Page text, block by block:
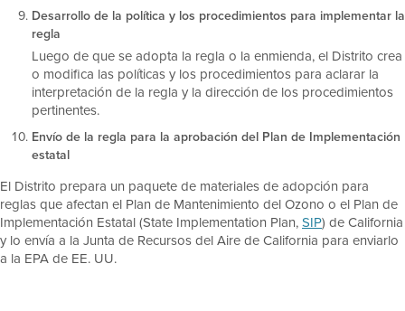
Desarrollo de la política y los procedimientos para implementar la
regla
Luego de que se adopta la regla o la enmienda, el Distrito crea
o modifica las políticas y los procedimientos para aclarar la
interpretación de la regla y la dirección de los procedimientos
pertinentes.
Envío de la regla para la aprobación del Plan de Implementación
estatal
El Distrito prepara un paquete de materiales de adopción para
reglas que afectan el Plan de Mantenimiento del Ozono o el Plan de
Implementación Estatal (State Implementation Plan,SIP) de California
y lo envía a la Junta de Recursos del Aire de California para enviarlo
a la EPA de EE. UU.